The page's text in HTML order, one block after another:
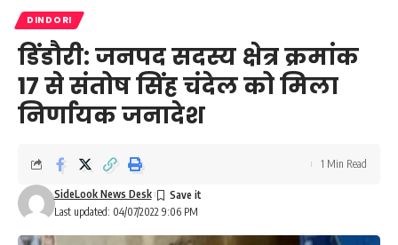
DINDORI
डिंडौरी: जनपद सदस्य क्षेत्र क्रमांक
17 से संतोष सिंह चंदेल को मिला
निर्णायक जनादेश
Last updated: 04/07/2022 9:06 PM
SideLook News Desk
1 Min Read